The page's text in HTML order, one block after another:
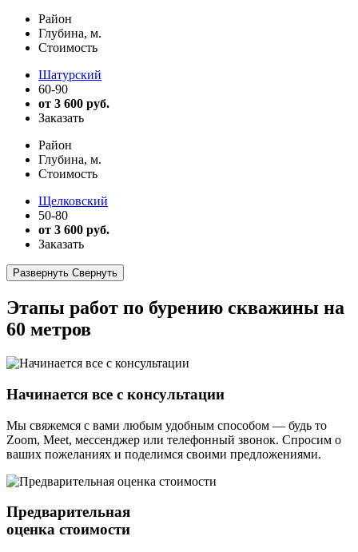
Район
Глубина, м.
Стоимость
Шатурский
60-90
от 3 600 руб.
Заказать
Район
Глубина, м.
Стоимость
Щелковский
50-80
от 3 600 руб.
Заказать
Развернуть Свернуть
Этапы работ по бурению скважины на
60 метров
Начинается все с консультации
Мы свяжемся с вами любым удобным способом — будь то
Zoom, Meet, мессенджер или телефонный звонок. Спросим о
ваших пожеланиях и поделимся своими предложениями.
Предварительная
оценка стоимости